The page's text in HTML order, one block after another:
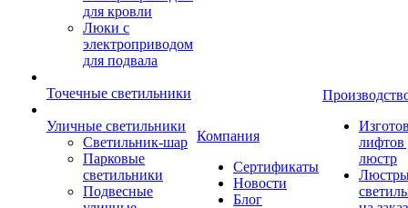
для кровли
Люки с
электроприводом
для подвала
Точечные светильники
Уличные светильники
Светильник-шар
Парковые
светильники
Подвесные
Компания
Сертификаты
Новости
Блог
лифтов
люстр